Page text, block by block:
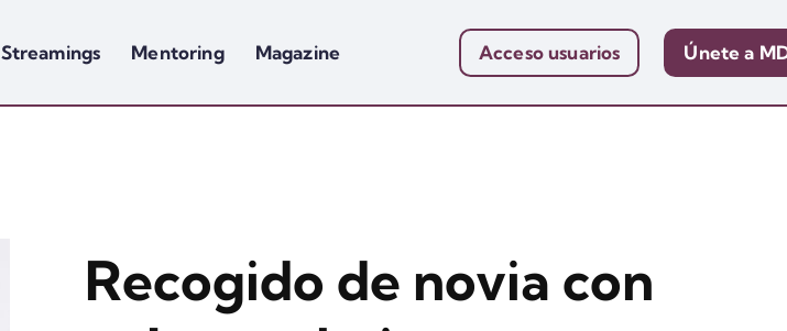
Streamings Mentoring Magazine Acceso usuarios Únete a
Recogido de novia con